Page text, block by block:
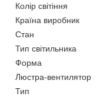
Колір світіння
Країна виробник
Стан
Тип світильника
Форма
Люстра-вентилятор
Тип